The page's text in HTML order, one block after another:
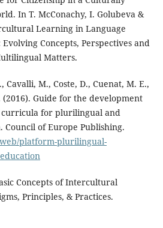
In T. McConachy, I. Golubeva &
Learning in Language
Concepts, Perspectives and
Matters.
Cavalli, M., Coste, D., Cuenat, M. E.,
(2016). Guide for the development
for plurilingual and
of Europe Publishing.
platform-plurilingual-
Concepts of Intercultural
Principles, & Practices.